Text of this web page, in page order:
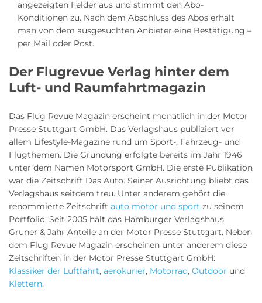
angezeigten Felder aus und stimmt den Abo-
Konditionen zu. Nach dem Abschluss des Abos erhält
man von dem ausgesuchten Anbieter eine Bestätigung –
per Mail oder Post.
Der Flugrevue Verlag hinter dem
Luft- und Raumfahrtmagazin
Das Flug Revue Magazin erscheint monatlich in der Motor
Presse Stuttgart GmbH. Das Verlagshaus publiziert vor
allem Lifestyle-Magazine rund um Sport-, Fahrzeug- und
Flugthemen. Die Gründung erfolgte bereits im Jahr 1946
unter dem Namen Motorsport GmbH. Die erste Publikation
war die Zeitschrift Das Auto. Seiner Ausrichtung bliebt das
Verlagshaus seitdem treu. Unter anderem gehört die
renommierte Zeitschrift auto motor und sport zu seinem
Portfolio. Seit 2005 hält das Hamburger Verlagshaus
Gruner & Jahr Anteile an der Motor Presse Stuttgart. Neben
dem Flug Revue Magazin erscheinen unter anderem diese
Zeitschriften in der Motor Presse Stuttgart GmbH:
Klassiker der Luftfahrt, aerokurier, Motorrad, Outdoor und
Klettern.